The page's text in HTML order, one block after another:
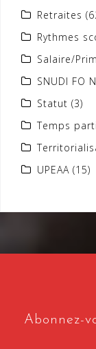
Retraites
Rythmes
Salaire/
SNUDI FO
Statut (3)
Temps
UPEAA (15)
Abonnez-